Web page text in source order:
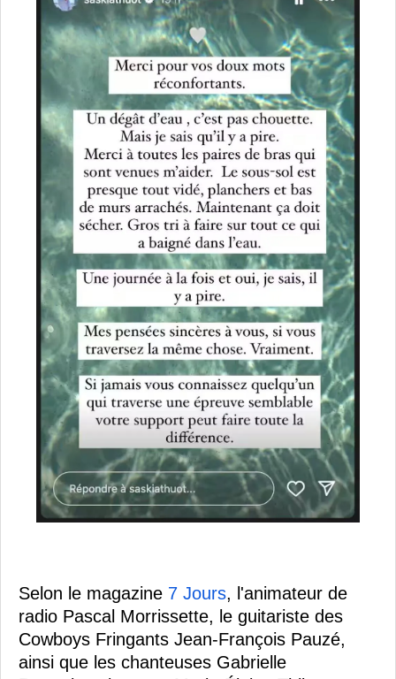
Selon le magazine 7 Jours, l'animateur de
radio Pascal Morrissette, le guitariste des
Cowboys Fringants Jean-François Pauzé,
ainsi que les chanteuses Gabrielle